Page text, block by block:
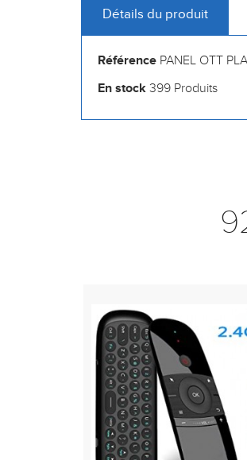
Détails du produit
Référence PANEL OTT
En stock 399 Produits